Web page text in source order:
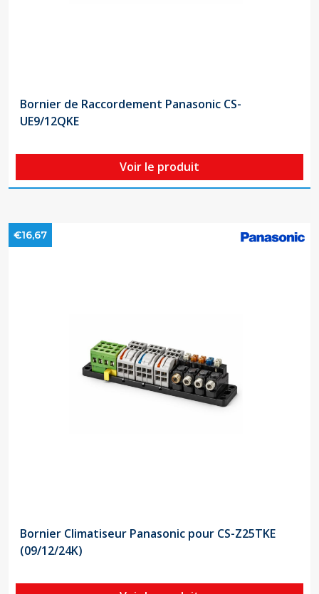
Bornier de Raccordement Panasonic CS-
UE9/12QKE
Voir le produit
€16,67
Bornier Climatiseur Panasonic pour CS-Z25TKE
(09/12/24K)